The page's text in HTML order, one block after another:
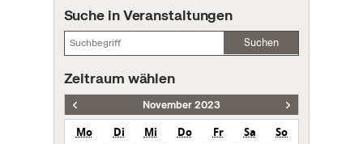
Suche in Veranstaltungen
Suchen
Zeitraum wählen
November 2023
Mo Di Mi Do Fr Sa
So